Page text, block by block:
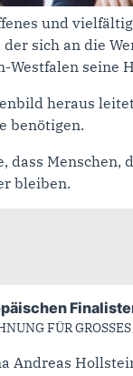
und
sich an die
seine
heraus
benötigen.
dass
bleiben.
FÜR GROSSES
Andreas